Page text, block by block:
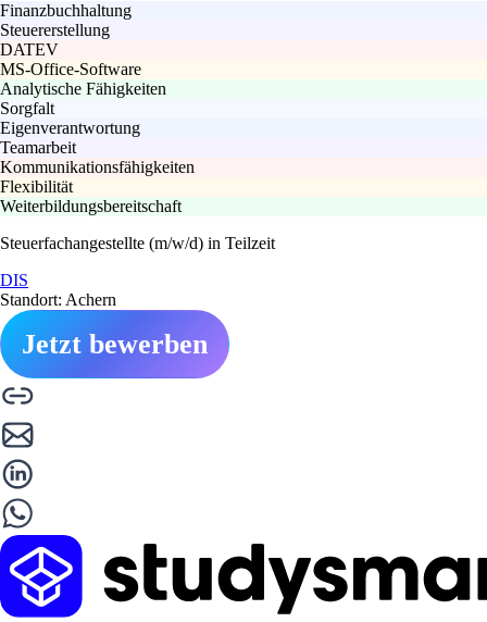
Finanzbuchhaltung
Steuererstellung
DATEV
MS-Office-Software
Analytische Fähigkeiten
Sorgfalt
Eigenverantwortung
Teamarbeit
Kommunikationsfähigkeiten
Flexibilität
Weiterbildungsbereitschaft
Steuerfachangestellte (m/w/d) in Teilzeit
DIS
Standort: Achern
Jetzt bewerben